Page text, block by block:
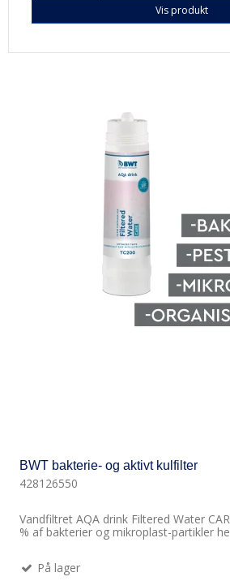
Vis produkt
BWT bakterie- og aktivt kulfilter
428126550
Vandfiltret AQA drink Filtered Water
% af bakterier og mikroplast-partikler
På lager